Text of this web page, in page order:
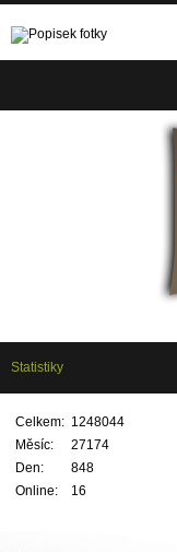
Statistiky
Online: 16
Celkem: 1248044
Měsíc:
27174
Den:
848